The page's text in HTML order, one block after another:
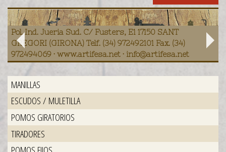
Pol. Ind. Jueria Sud. C/ Fusters, E1 17150 SANT
GREGORI (GIRONA) Telf. (34) 972492101 Fax. (34)
972494069 · www.artifesa.net · info@artifesa.net
MANILLAS
ESCUDOS / MULETILLA
POMOS GIRATORIOS
TIRADORES